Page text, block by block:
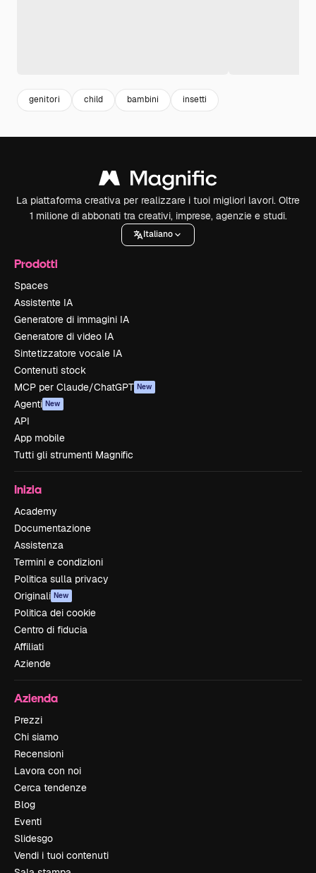
genitori child bambini insetti
La piattaforma creativa per realizzare i tuoi migliori lavori. Oltre
1 milione di abbonati tra creativi, imprese, agenzie e studi.
Italiano
Prodotti
Spaces
Assistente IA
Generatore di immagini IA
Generatore di video IA
Sintetizzatore vocale IA
Contenuti stock
MCP per Claude/ChatGPT New
Agenti New
API
App mobile
Tutti gli strumenti Magnific
Inizia
Academy
Documentazione
Assistenza
Termini e condizioni
Politica sulla privacy
Originali New
Politica dei cookie
Centro di fiducia
Affiliati
Aziende
Azienda
Prezzi
Chi siamo
Recensioni
Lavora con noi
Cerca tendenze
Blog
Eventi
Slidesgo
Vendi i tuoi contenuti